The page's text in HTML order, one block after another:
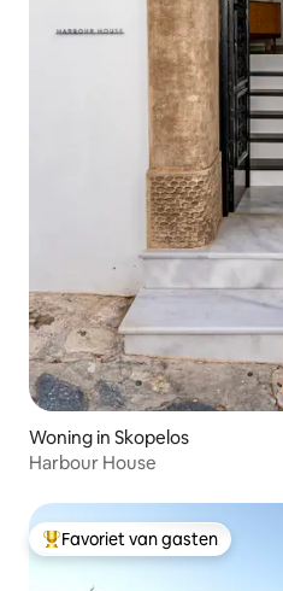
Woning in Skopelos
Harbour House
Topfavoriet van gasten
Favoriet van gasten